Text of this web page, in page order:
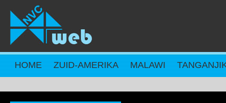
Overslaan en naar de inhoud gaan
HOME ZUID-AMERIKA MALAWI